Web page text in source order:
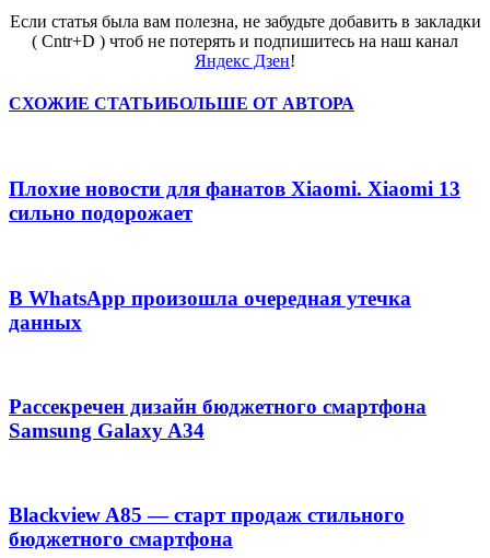
Если статья была вам полезна, не забудьте добавить в закладки
( Cntr+D ) чтоб не потерять и подпишитесь на наш канал
Яндекс Дзен!
СХОЖИЕ СТАТЬИБОЛЬШЕ ОТ АВТОРА
Плохие новости для фанатов Xiaomi. Xiaomi 13
сильно подорожает
В WhatsApp произошла очередная утечка
данных
Рассекречен дизайн бюджетного смартфона
Samsung Galaxy A34
Blackview A85 — старт продаж стильного
бюджетного смартфона